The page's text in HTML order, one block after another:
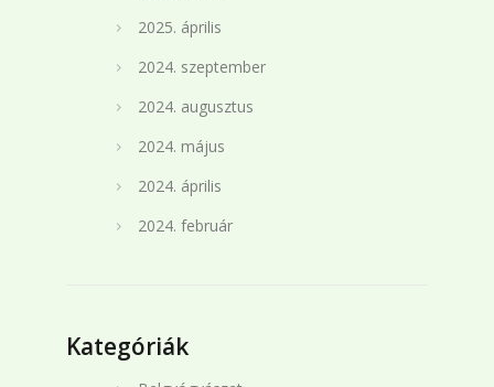
2025. április
2024. szeptember
2024. augusztus
2024. május
2024. április
2024. február
Kategóriák